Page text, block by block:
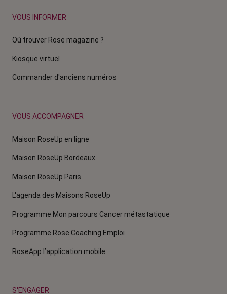
VOUS INFORMER
Où trouver Rose magazine ?
Kiosque virtuel
Commander d'anciens numéros
VOUS ACCOMPAGNER
Maison RoseUp en ligne
Maison RoseUp Bordeaux
Maison RoseUp Paris
L'agenda des Maisons RoseUp
Programme Mon parcours Cancer métastatique
Programme Rose Coaching Emploi
RoseApp l’application mobile
S'ENGAGER